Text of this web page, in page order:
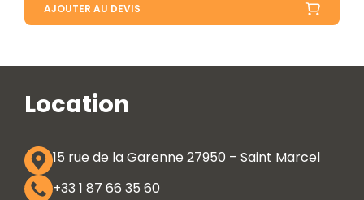
AJOUTER AU DEVIS
Location
15 rue de la Garenne 27950 – Saint Marcel
+33 1 87 66 35 60